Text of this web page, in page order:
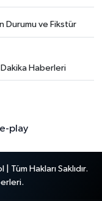
Durumu ve Fikstür
Haberleri
Hakları Saklıdır.